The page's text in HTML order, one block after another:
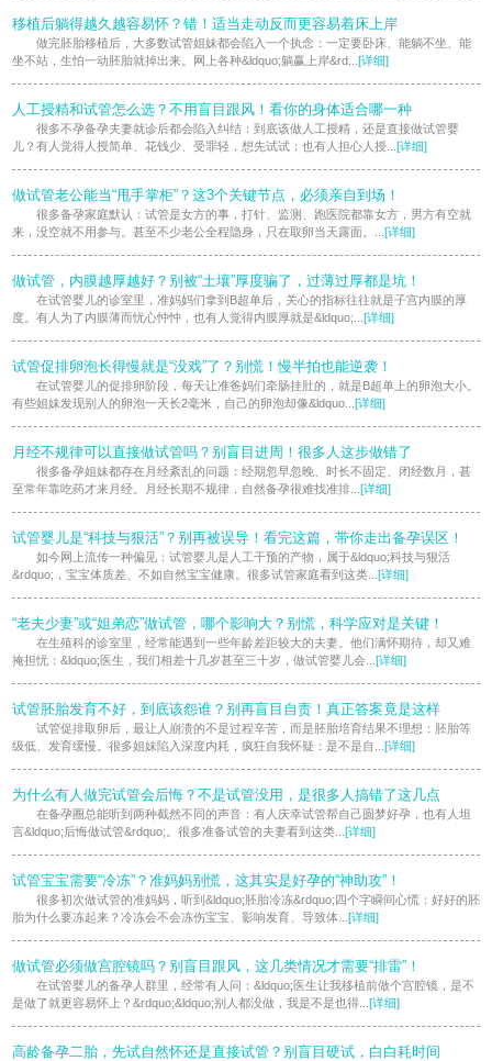
移植后躺得越久越容易怀？错！适当走动反而更容易着床上岸
做完胚胎移植后，大多数试管姐妹都会陷入一个执念：一定要卧床、能躺不坐、能
坐不站，生怕一动胚胎就掉出来。网上各种&ldquo;躺赢上岸&rd... [详细]
人工授精和试管怎么选？不用盲目跟风！看你的身体适合哪一种
很多不孕备孕夫妻就诊后都会陷入纠结：到底该做人工授精，还是直接做试管婴
儿？有人觉得人授简单、花钱少、受罪轻，想先试试；也有人担心人授... [详细]
做试管老公能当“甩手掌柜”？这3个关键节点，必须亲自到场！
很多备孕家庭默认：试管是女方的事，打针、监测、跑医院都靠女方，男方有空就
来，没空就不用参与。甚至不少老公全程隐身，只在取卵当天露面。... [详细]
做试管，内膜越厚越好？别被“土壤”厚度骗了，过薄过厚都是坑！
在试管婴儿的诊室里，准妈妈们拿到B超单后，关心的指标往往就是子宫内膜的厚
度。有人为了内膜薄而忧心忡忡，也有人觉得内膜厚就是&ldquo;... [详细]
试管促排卵泡长得慢就是“没戏”了？别慌！慢半拍也能逆袭！
在试管婴儿的促排卵阶段，每天让准爸妈们牵肠挂肚的，就是B超单上的卵泡大小。
有些姐妹发现别人的卵泡一天长2毫米，自己的卵泡却像&ldquo... [详细]
月经不规律可以直接做试管吗？别盲目进周！很多人这步做错了
很多备孕姐妹都存在月经紊乱的问题：经期忽早忽晚、时长不固定、闭经数月，甚
至常年靠吃药才来月经。月经长期不规律，自然备孕很难找准排... [详细]
试管婴儿是“科技与狠活”？别再被误导！看完这篇，带你走出备孕误区！
如今网上流传一种偏见：试管婴儿是人工干预的产物，属于&ldquo;科技与狠活
&rdquo;，宝宝体质差、不如自然宝宝健康。很多试管家庭看到这类... [详细]
“老夫少妻”或“姐弟恋”做试管，哪个影响大？别慌，科学应对是关键！
在生殖科的诊室里，经常能遇到一些年龄差距较大的夫妻。他们满怀期待，却又难
掩担忧：&ldquo;医生，我们相差十几岁甚至三十岁，做试管婴儿会... [详细]
试管胚胎发育不好，到底该怨谁？别再盲目自责！真正答案竟是这样
试管促排取卵后，最让人崩溃的不是过程辛苦，而是胚胎培育结果不理想：胚胎等
级低、发育缓慢。很多姐妹陷入深度内耗，疯狂自我怀疑：是不是自... [详细]
为什么有人做完试管会后悔？不是试管没用，是很多人搞错了这几点
在备孕圈总能听到两种截然不同的声音：有人庆幸试管帮自己圆梦好孕，也有人坦
言&ldquo;后悔做试管&rdquo;。很多准备试管的夫妻看到这类... [详细]
试管宝宝需要“冷冻”？准妈妈别慌，这其实是好孕的“神助攻”！
很多初次做试管的准妈妈，听到&ldquo;胚胎冷冻&rdquo;四个字瞬间心慌：好好的胚
胎为什么要冻起来？冷冻会不会冻伤宝宝、影响发育、导致体... [详细]
做试管必须做宫腔镜吗？别盲目跟风，这几类情况才需要“排雷”！
在试管婴儿的备孕人群里，经常有人问：&ldquo;医生让我移植前做个宫腔镜，是不
是做了就更容易怀上？&rdquo;&ldquo;别人都没做，我是不是也得... [详细]
高龄备孕二胎，先试自然怀还是直接试管？别盲目硬试，白白耗时间